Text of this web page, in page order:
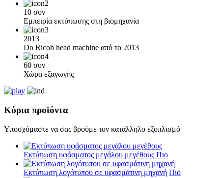
10 συν
Εμπειρία εκτύπωσης στη βιομηχανία
2013
Do Ricoh head machine από το 2013
60 συν
Χώρα εξαγωγής
Κύρια προϊόντα
Υποσχόμαστε να σας βρούμε τον κατάλληλο εξοπλισμό
Εκτύπωση υφάσματος μεγάλου μεγέθους Πιο
Εκτύπωση λογότυπου σε υφασμάτινη μηχανή Πιο